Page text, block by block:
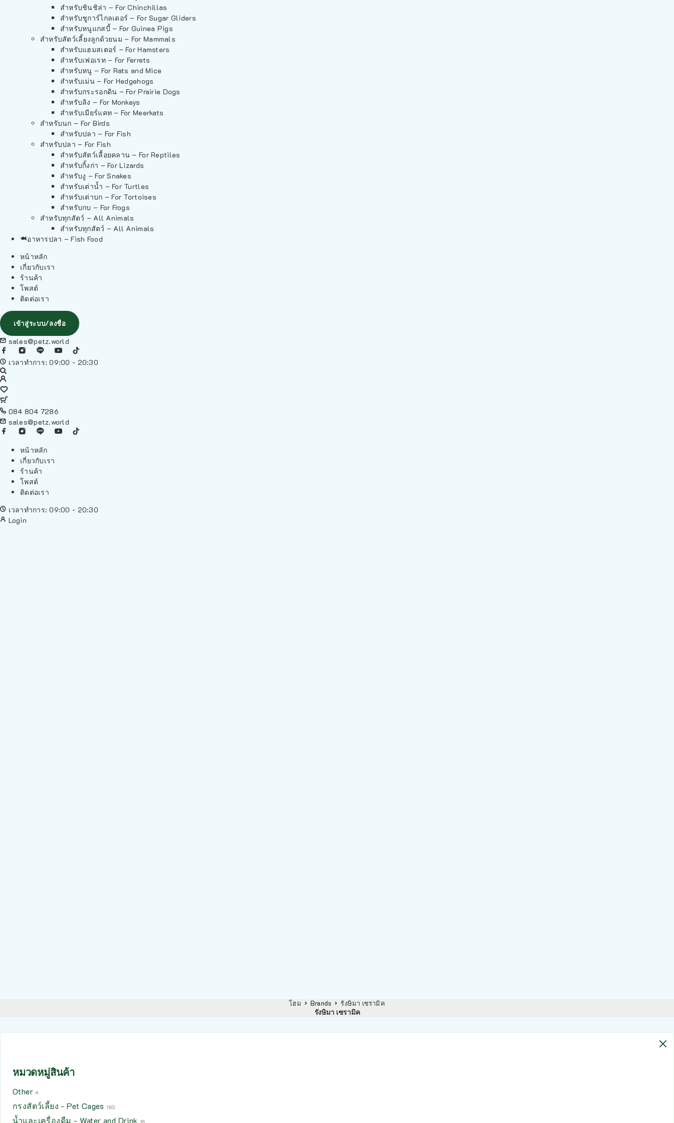
สำหรับชินชิล่า – For Chinchillas
สำหรับชูการ์ไกลเดอร์ – For Sugar Gliders
สำหรับหนูแกสบี้ – For Guinea Pigs
สำหรับสัตว์เลี้ยงลูกด้วยนม – For Mammals
สำหรับแฮมสเตอร์ – For Hamsters
สำหรับเฟอเรท – For Ferrets
สำหรับหนู – For Rats and Mice
สำหรับเม่น – For Hedgehogs
สำหรับกระรอกดิน – For Prairie Dogs
สำหรับลิง – For Monkeys
สำหรับเมียร์แคท – For Meerkats
สำหรับนก – For Birds
สำหรับปลา – For Fish
สำหรับปลา – For Fish
สำหรับสัตว์เลื้อยคลาน – For Reptiles
สำหรับกิ้งก่า – For Lizards
สำหรับงู – For Snakes
สำหรับเต่าน้ำ – For Turtles
สำหรับเต่าบก – For Tortoises
สำหรับกบ – For Frogs
สำหรับทุกสัตว์ – All Animals
สำหรับทุกสัตว์ – All Animals
อาหารปลา – Fish Food
หน้าหลัก
เกี่ยวกับเรา
ร้านค้า
โพสต์
ติดต่อเรา
เข้าสู่ระบบ/ลงชื่อ
sales@petz.world
เวลาทำการ: 09:00 - 20:30
084 804 7286
sales@petz.world
หน้าหลัก
เกี่ยวกับเรา
ร้านค้า
โพสต์
ติดต่อเรา
เวลาทำการ: 09:00 - 20:30
Login
โฮม Brands รังษิมา เซรามิค
รังษิมา เซรามิค
หมวดหมู่สินค้า
Other 4
กรงสัตว์เลี้ยง - Pet Cages 183
น้ำและเครื่องดืม - Water and Drink 18